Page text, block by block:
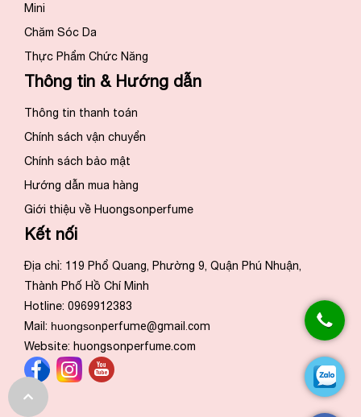
Mini
Chăm Sóc Da
Thực Phẩm Chức Năng
Thông tin & Hướng dẫn
Thông tin thanh toán
Chính sách vận chuyển
Chính sách bảo mật
Hướng dẫn mua hàng
Giới thiệu về Huongsonperfume
Kết nối
Địa chỉ: 119 Phổ Quang, Phường 9, Quận Phú Nhuận,
Thành Phố Hồ Chí Minh
Hotline: 0969912383
Mail: huongsonperfume@gmail.com
Website: huongsonperfume.com